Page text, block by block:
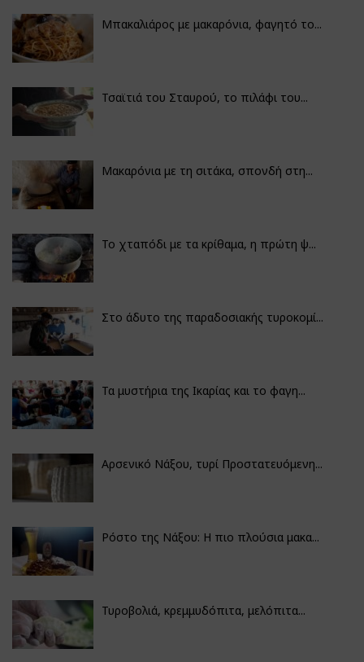
Μπακαλιάρος με μακαρόνια, φαγητό το...
Τσαϊτιά του Σταυρού, το πιλάφι του...
Μακαρόνια με τη σιτάκα, σπονδή στη...
Το χταπόδι με τα κρίθαμα, η πρώτη ψ...
Στο άδυτο της παραδοσιακής τυροκομί...
Τα μυστήρια της Ικαρίας και το φαγη...
Αρσενικό Νάξου, τυρί Προστατευόμενη...
Ρόστο της Νάξου: Η πιο πλούσια μακα...
Τυροβολιά, κρεμμυδόπιτα, μελόπιτα...